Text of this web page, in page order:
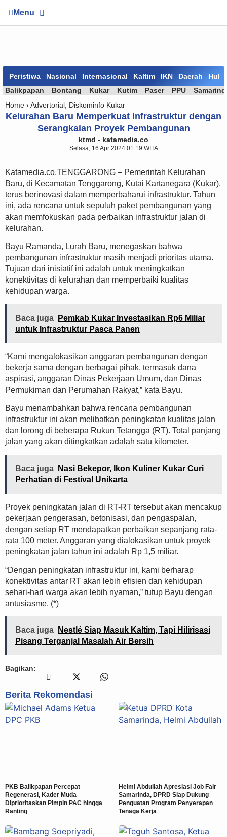
Menu
Peristiwa Nasional Internasional Kaltim IKN Daerah
Balikpapan
Bontang Kukar Kutim Paser PPU
Home › Advertorial Diskominfo Kukar
Kelurahan Baru Memperkuat Infrastruktur dengan
Serangkaian Proyek Pembangunan
ktmd - katamedia.co
Selasa, 16 Apr 2024 01:19 WITA
Katamedia.co,TENGGARONG – Pemerintah Kelurahan
Baru, di Kecamatan Tenggarong, Kutai Kartanegara (Kukar),
terus berinovasi dalam memperbaharui infrastruktur. Tahun
ini, ada rencana untuk sepuluh paket pembangunan yang
akan memfokuskan pada perbaikan infrastruktur jalan di
kelurahan.
Bayu Ramanda, Lurah Baru, menegaskan bahwa
pembangunan infrastruktur masih menjadi prioritas utama.
Tujuan dari inisiatif ini adalah untuk meningkatkan
konektivitas di kelurahan dan memperbaiki kualitas
kehidupan warga.
Baca juga
Pemkab Kukar Investasikan Rp6 Miliar
untuk Infrastruktur Pasca Panen
“Kami mengalokasikan anggaran pembangunan dengan
bekerja sama dengan berbagai pihak, termasuk dana
aspirasi, anggaran Dinas Pekerjaan Umum, dan Dinas
Permukiman dan Perumahan Rakyat,” kata Bayu.
Bayu menambahkan bahwa rencana pembangunan
infrastruktur ini akan melibatkan peningkatan kualitas jalan
dan lorong di beberapa Rukun Tetangga (RT). Total panjang
jalan yang akan ditingkatkan adalah satu kilometer.
Baca juga
Nasi Bekepor, Ikon Kuliner Kukar Curi
Perhatian di Festival Unikarta
Proyek peningkatan jalan di RT-RT tersebut akan mencakup
pekerjaan pengerasan, betonisasi, dan pengaspalan,
dengan setiap RT mendapatkan perbaikan sepanjang rata-
rata 100 meter. Anggaran yang dialokasikan untuk proyek
peningkatan jalan tahun ini adalah Rp 1,5 miliar.
“Dengan peningkatan infrastruktur ini, kami berharap
konektivitas antar RT akan lebih efisien dan kehidupan
sehari-hari warga akan lebih nyaman,” tutup Bayu dengan
antusiasme. (*)
Baca juga
Nestlé Siap Masuk Kaltim, Tapi Hilirisasi
Pisang Terganjal Masalah Air Bersih
Bagikan:
Berita Rekomendasi
PKB Balikpapan Percepat
Regenerasi, Kader Muda
Diprioritaskan Pimpin PAC hingga
Ranting
Helmi Abdullah Apresiasi Job Fair
Samarinda, DPRD Siap Dukung
Penguatan Program Penyerapan
Tenaga Kerja